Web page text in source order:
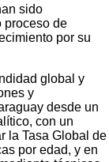
sido
proceso de
por su
global y
y
desde un
con un
la Tasa Global de
por edad, y en